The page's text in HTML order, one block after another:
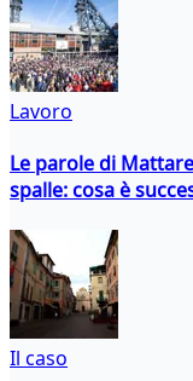
Lavoro
Le parole di
spalle: cosa è
Il caso